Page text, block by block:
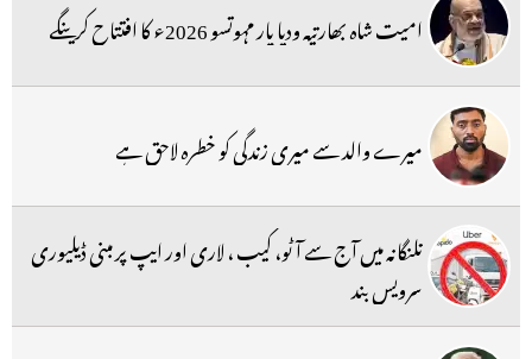
امیت شاہ بھارتیہ ودیا پار مہوتسو 2026ء کا افتتاح کرینگے
میرے والد سے میری زندگی کو خطرہ لاحق ہے
تلنگانہ میں آج سے آٹو، کیب ، لاری اور ایپ پر مبنی ڈیلیوری
سرویس بند